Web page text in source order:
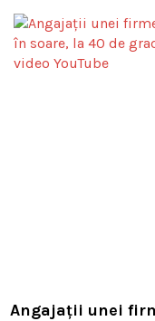
Angajații unei